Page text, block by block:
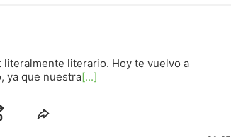
literario. Hoy te vuelvo a
ya que nuestra[...]
Compartir